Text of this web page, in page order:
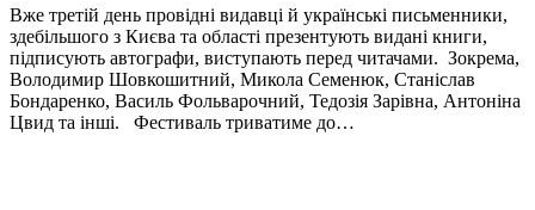
Вже третій день провідні видавці й українські письменники,
здебільшого з Києва та області презентують видані книги,
підписують автографи, виступають перед читачами. Зокрема,
Володимир Шовкошитний, Микола Семенюк, Станіслав
Бондаренко, Василь Фольварочний, Тедозія Зарівна, Антоніна
Цвид та інші. Фестиваль триватиме до…